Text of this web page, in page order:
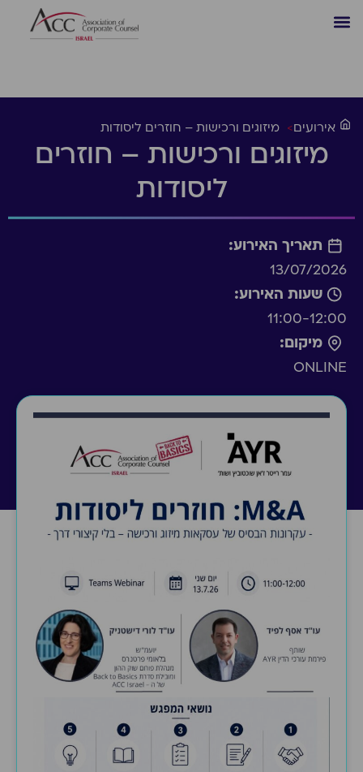
אירועים> מיזוגים ורכישות – חוזרים ליסודות
מיזוגים ורכישות – חוזרים
ליסודות
תאריך האירוע:
13/07/2026
שעות האירוע:
11:00-12:00
מיקום:
ONLINE